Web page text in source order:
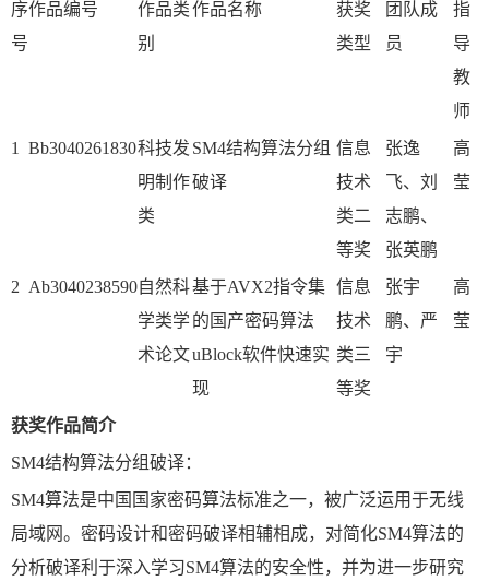
序
号
作品编号
作品类
别
作品名称
获奖
类型
团队成
员
指
导
教
师
1
Bb3040261830科技发
明制作
类
SM4结构算法分组
破译
信息
技术
类二
等奖
张逸
飞、刘
志鹏、
张英鹏
高
莹
2 Ab3040238590自然科
学类学
术论文
基于AVX2指令集
的国产密码算法
uBlock软件快速实
现
信息
技术
类三
等奖
张宇
鹏、严
宇
高
莹
获奖作品简介
SM4结构算法分组破译：
SM4算法是中国国家密码算法标准之一，被广泛运用于无线
局域网。密码设计和密码破译相辅相成，对简化SM4算法的
分析破译利于深入学习SM4算法的安全性，并为进一步研究